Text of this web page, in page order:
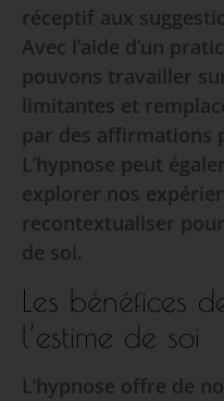
réceptif aux
Avec l’aide d’un
pouvons travailler
limitantes et
par des affirmations
L’hypnose peut
explorer nos
recontextualiser
de soi.
Les bénéfices
l’estime de soi
L’hypnose offre de